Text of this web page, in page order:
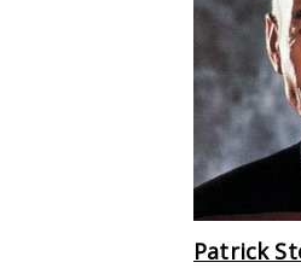
Patrick